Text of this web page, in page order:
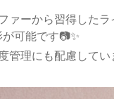
ーから習得した
可能です📷✨
管理にも配慮してい